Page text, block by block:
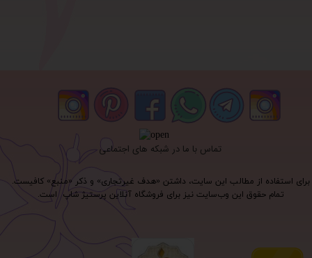
برای استفاده از مطالب این سایت، داشتن «هدف غیرتجاری» و ذکر «منبع» کافیست.
تمام حقوق اين وب‌سايت نیز برای فروشگاه آنلاین پرستیژ شاپ است.
تماس با ما در شبکه های اجتماعی